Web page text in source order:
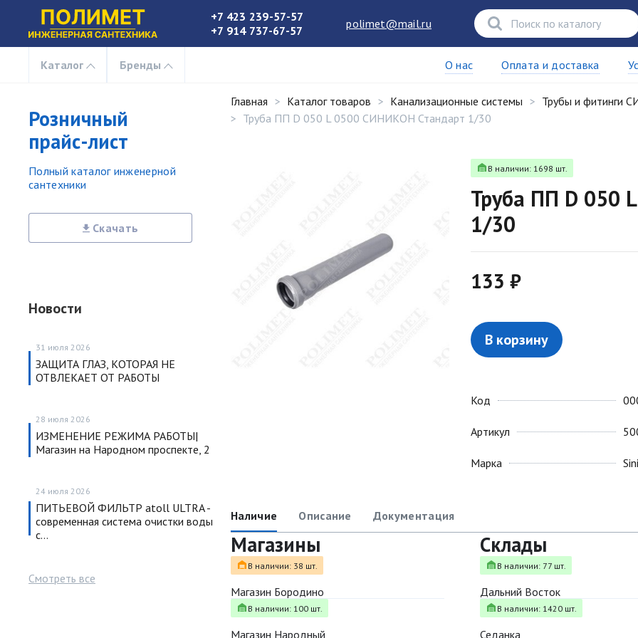
+7 423 239-57-57
+7 914 737-67-57
polimet@mail.ru
Каталог Бренды О нас Оплата и доставка
Розничный
прайс-лист
Полный каталог инженерной
сантехники
Скачать
Новости
31 июля 2026
ЗАЩИТА ГЛАЗ, КОТОРАЯ НЕ
ОТВЛЕКАЕТ ОТ РАБОТЫ
28 июля 2026
ИЗМЕНЕНИЕ РЕЖИМА РАБОТЫ|
Магазин на Народном проспекте, 2
24 июля 2026
ПИТЬЕВОЙ ФИЛЬТР atoll ULTRA -
современная система очистки воды
с…
Смотреть все
Главная Каталог товаров Канализационные системы Трубы и фитинги
Труба ПП D 050 L 0500 СИНИКОН Стандарт 1/30
В наличии: 1698 шт.
Труба ПП D 050
1/30
133 ₽
В корзину
Код
Артикул
Марка
Наличие Описание Документация
Магазины
В наличии: 38 шт.
Магазин Бородино
В наличии: 100 шт.
Магазин Народный
Склады
В наличии: 77 шт.
Дальний Восток
В наличии: 1420 шт.
Седанка